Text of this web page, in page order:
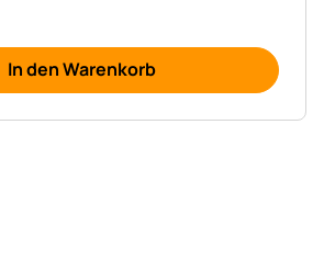
In den Warenkorb